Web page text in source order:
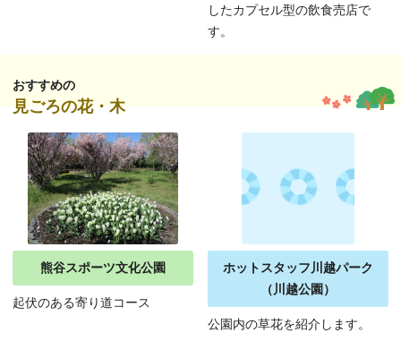
したカプセル型の飲食売店で
す。
おすすめの
見ごろの花・木
熊谷スポーツ文化公園
起伏のある寄り道コース
ホットスタッフ川越パーク
（川越公園）
公園内の草花を紹介します。